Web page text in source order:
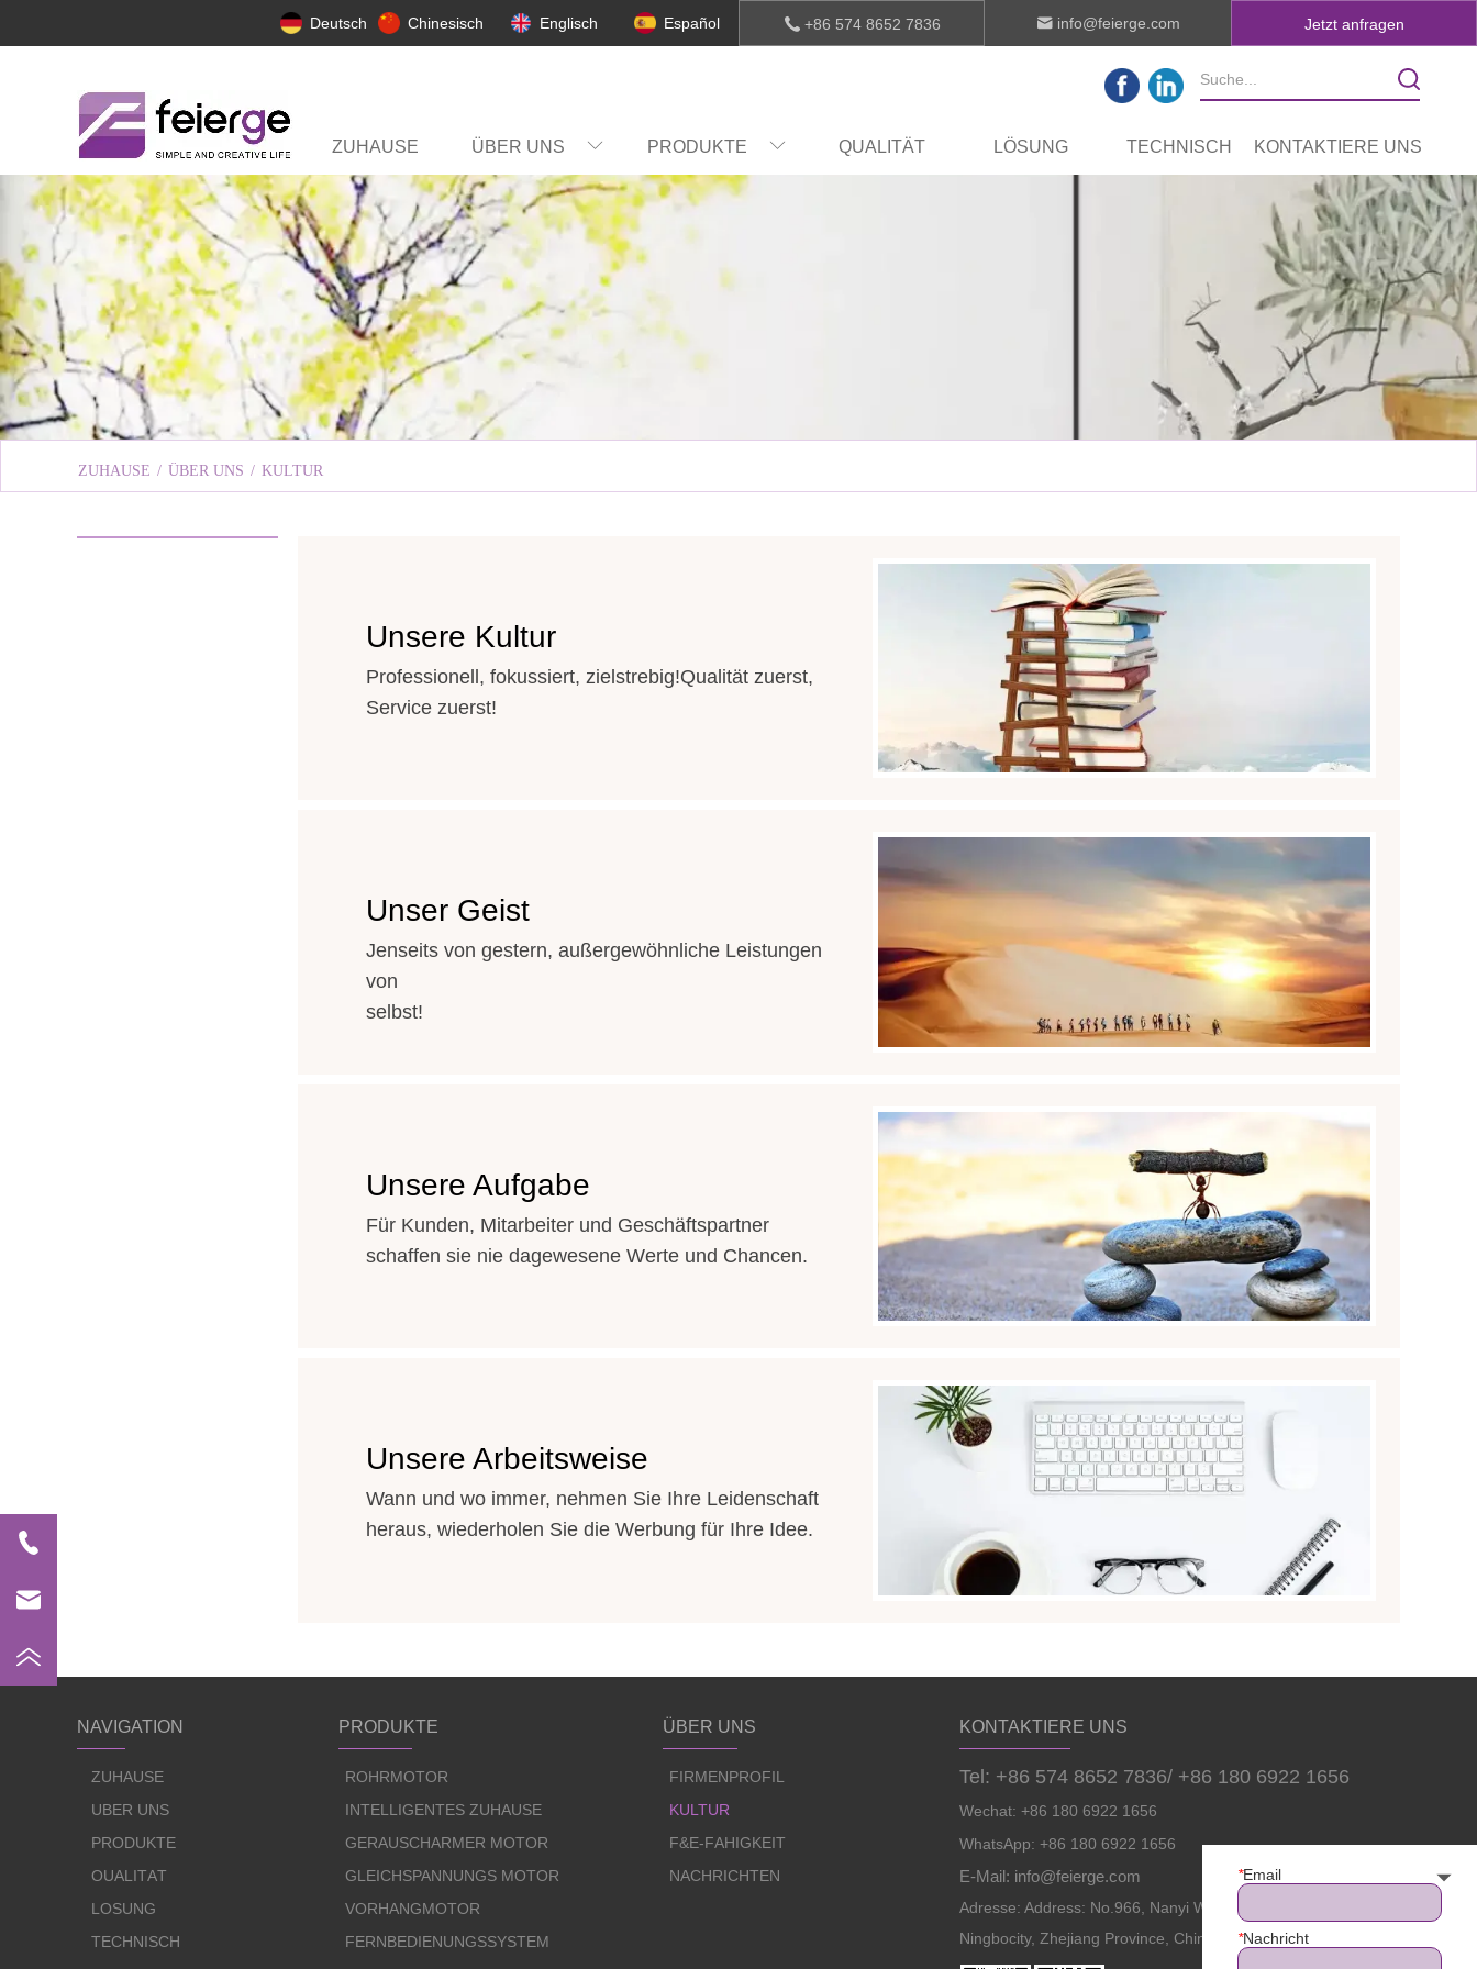
Deutsch Chinesisch Englisch Español +86 574 8652 7836 info@feierge.com Jetzt anfragen
ZUHAUSE ÜBER UNS PRODUKTE QUALITÄT LÖSUNG TECHNISCH KONTAKTIERE UNS
ZUHAUSE / ÜBER UNS / KULTUR
Unsere Kultur
Professionell, fokussiert, zielstrebig!Qualität zuerst,
Service zuerst!
Unser Geist
Jenseits von gestern, außergewöhnliche Leistungen
von
selbst!
Unsere Aufgabe
Für Kunden, Mitarbeiter und Geschäftspartner
schaffen sie nie dagewesene Werte und Chancen.
Unsere Arbeitsweise
Wann und wo immer, nehmen Sie Ihre Leidenschaft
heraus, wiederholen Sie die Werbung für Ihre Idee.
NAVIGATION
ZUHAUSE
ÜBER UNS
PRODUKTE
QUALITÄT
LÖSUNG
TECHNISCH
PRODUKTE
ROHRMOTOR
INTELLIGENTES ZUHAUSE
GERÄUSCHARMER MOTOR
GLEICHSPANNUNGS MOTOR
VORHANGMOTOR
FERNBEDIENUNGSSYSTEM
ÜBER UNS
FIRMENPROFIL
KULTUR
F&E-FÄHIGKEIT
NACHRICHTEN
KONTAKTIERE UNS
*Email
*Nachricht
Tel: +86 574 8652 7836/ +86 180 6922 1656
Wechat: +86 180 6922 1656
WhatsApp: +86 180 6922 1656
E-Mail: info@feierge.com
Adresse: Address: No.966, Nanyi West Road, Zhenhai District
Ningbocity, Zhejiang Province, China.